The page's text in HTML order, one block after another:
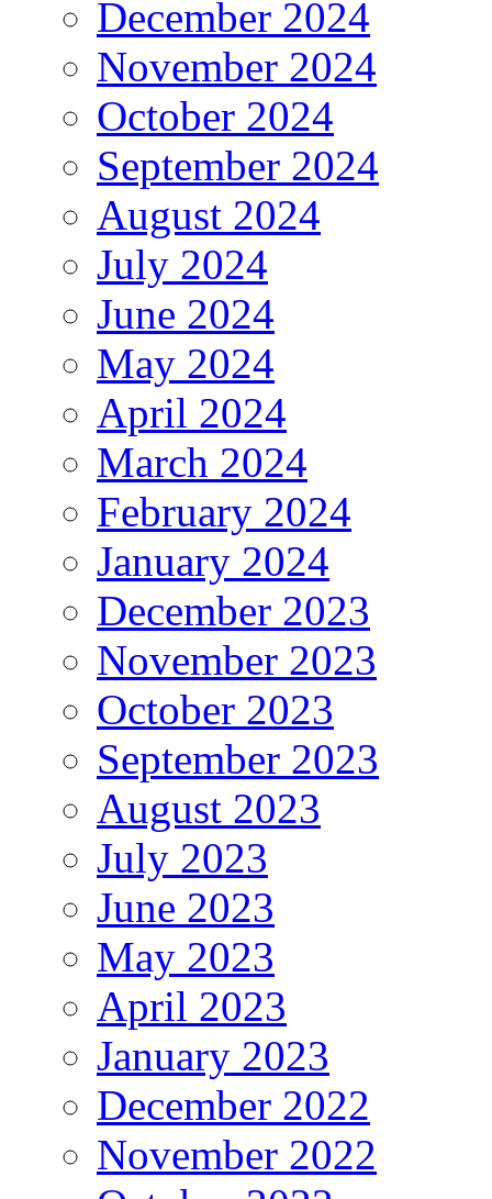
December 2024
November 2024
October 2024
September 2024
August 2024
July 2024
June 2024
May 2024
April 2024
March 2024
February 2024
January 2024
December 2023
November 2023
October 2023
September 2023
August 2023
July 2023
June 2023
May 2023
April 2023
January 2023
December 2022
November 2022